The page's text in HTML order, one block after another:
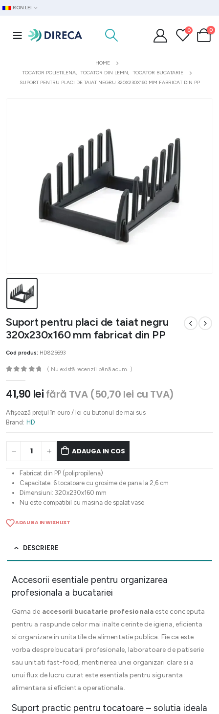
RON LEI
0 0
HOME
TOCATOR POLIETILENA, TOCATOR DIN LEMN, TOCATOR BUCATARIE
SUPORT PENTRU PLACI DE TAIAT NEGRU 320X230X160 MM FABRICAT DIN PP
Suport pentru placi de taiat negru
320x230x160 mm fabricat din PP
Cod produs: HD825693
( Nu există recenzii până acum. )
41,90 lei fără TVA (50,70 lei cu TVA)
Afișează prețul în euro / lei cu butonul de mai sus
Brand: HD
ADAUGA IN COS
Fabricat din PP (polipropilena)
Capacitate: 6 tocatoare cu grosime de pana la 2,6 cm
Dimensiuni: 320x230x160 mm
Nu este compatibil cu masina de spalat vase
ADAUGA IN WISHLIST
DESCRIERE
Accesorii esentiale pentru organizarea
profesionala a bucatariei
Gama de accesorii bucatarie profesionalaeste conceputa
pentru a raspunde celor mai inalte cerinte de igiena, eficienta
si organizare in unitatile de alimentatie publica. Fie ca este
vorba despre bucatarii profesionale, laboratoare de patiserie
sau unitati fast-food, mentinerea unei organizari clare si a
unui flux de lucru curat este esentiala pentru siguranta
alimentara si eficienta operationala.
Suport practic pentru tocatoare – solutia ideala